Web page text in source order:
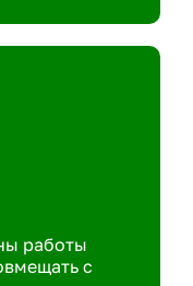
работы
с